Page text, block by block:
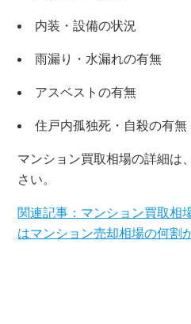
×
無料査定
10時～18時/
内装・設備の状況
雨漏り・水漏れの有無
アスベストの有無
住戸内孤独死・自殺の有無
マンション買取相場の詳細は
さい。
関連記事：マンション買取相
はマンション売却相場の何割